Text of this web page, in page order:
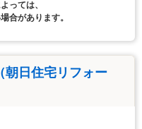
っては、
合があります。
朝日住宅リフォー